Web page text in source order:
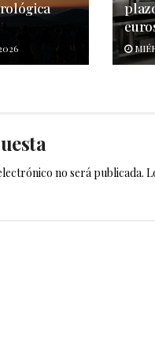
no será publicada.